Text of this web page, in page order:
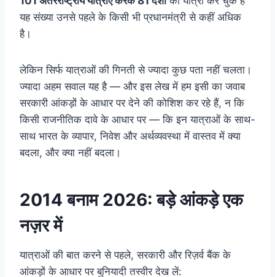
यह संख्या उनसे पहले के किसी भी प्रधानमंत्री से कहीं अधिक
है।
लेकिन सिर्फ यात्राओं की गिनती से ज्यादा कुछ पता नहीं चलता।
ज्यादा अहम सवाल यह है — और इस लेख में हम इसी का जवाब
सरकारी आंकड़ों के आधार पर देने की कोशिश कर रहे हैं, न कि
किसी राजनीतिक दावे के आधार पर — कि इन यात्राओं के साथ-
साथ भारत के व्यापार, निवेश और अर्थव्यवस्था में वास्तव में क्या
बदला, और क्या नहीं बदला।
2014 बनाम 2026: बड़े आंकड़े एक
नज़र में
यात्राओं की बात करने से पहले, सरकारी और रिज़र्व बैंक के
आंकड़ों के आधार पर बुनियादी तस्वीर देख लें: